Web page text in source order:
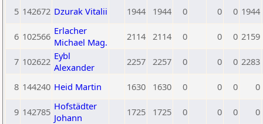
5 142672 Dzurak Vitalii 1944 1944 0 0 0 1944
6 102566 Erlacher
Michael Mag.
2114 2114 0 0 0 2159
7 102622 Eybl
Alexander
2257 2257 0 0 0 2283
8 144240 Heid Martin 1630 1630 0 0 0 0
9 142785 Hofstädter
Johann
1725 1725 0 0 0 0